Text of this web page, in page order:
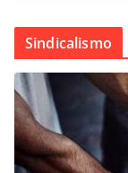
Sindicalismo